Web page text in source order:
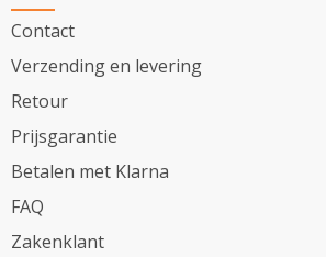
Contact
Verzending en levering
Retour
Prijsgarantie
Betalen met Klarna
FAQ
Zakenklant